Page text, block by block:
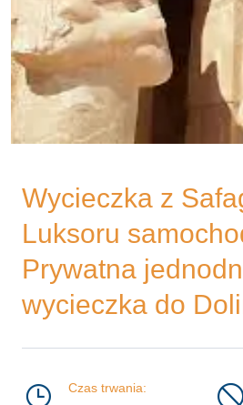
Wycieczka z
Luksoru
Prywatna
wycieczka do
Czas trwania: